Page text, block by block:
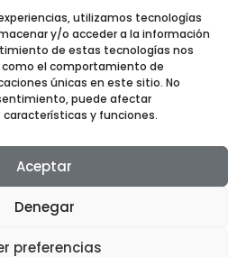
utilizamos tecnologías
y/o acceder a la información
de estas tecnologías nos
el comportamiento de
únicas en este sitio. No
puede afectar
y funciones.
Aceptar
Denegar
preferencias
que mostrar.
Fitness| Diseño web
deprivacidad